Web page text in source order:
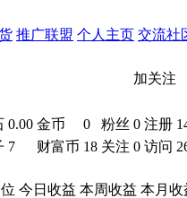
推广联盟 个人主页 交流社
加关注
0.00 金币 0 粉丝 0 注册
7 财富币 18 关注 0 访问
今日收益 本周收益 本月收